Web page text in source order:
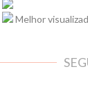
Melhor